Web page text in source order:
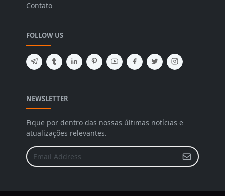
Contato
FOLLOW US
NEWSLETTER
Fique por dentro das nossas últimas notícias e
atualizações relevantes.